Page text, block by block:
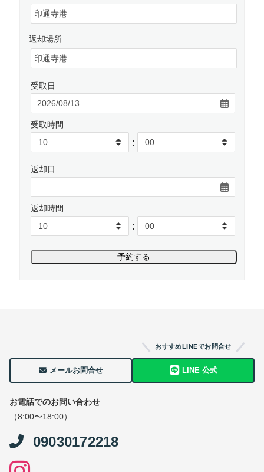
返却場所
受取日
受取時間
:
返却日
返却時間
:
メールお問合せ
おすすめLINEでお問合せ
LINE 公式
お電話でのお問い合わせ
（8:00〜18:00）
09030172218